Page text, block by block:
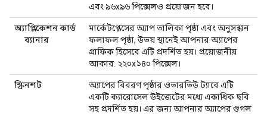
এবং ৯৬x৯৬ পিক্সেলও প্রয়োজন হবে।
অ্যাপ্লিকেশন কার্ড
ব্যানার
মার্কেটপ্লেসের অ্যাপ তালিকা পৃষ্ঠা এবং অনুসন্ধান
ফলাফল পৃষ্ঠা, উভয় স্থানেই আপনার অ্যাপের
গ্রাফিক হিসেবে এটি প্রদর্শিত হয়। প্রয়োজনীয়
আকার: ২২০x১৪০ পিক্সেল।
স্ক্রিনশট
অ্যাপের বিবরণ পৃষ্ঠার ওভারভিউ ট্যাবে এটি
একটি ক্যারোসেল উইজেটের মধ্যে একাধিক ছবি
সহ প্রদর্শিত হয়। এর জন্য আপনার অ্যাপের গুগল